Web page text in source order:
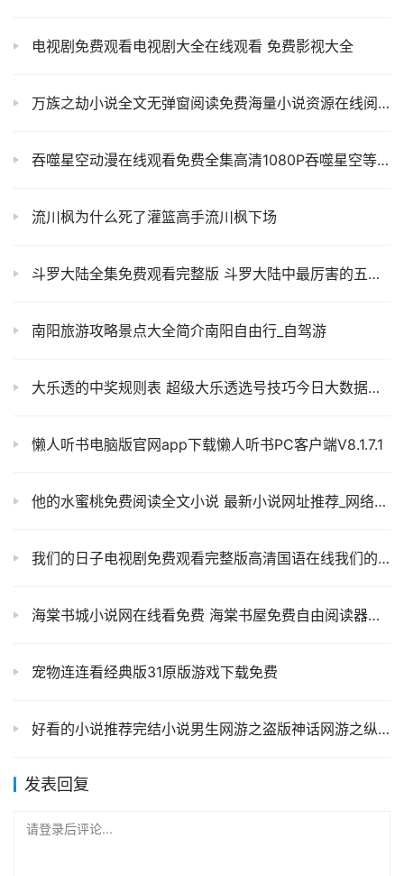
电视剧免费观看电视剧大全在线观看 免费影视大全
万族之劫小说全文无弹窗阅读免费海量小说资源在线阅读-笔趣阁
吞噬星空动漫在线观看免费全集高清1080P吞噬星空等级划分
流川枫为什么死了灌篮高手流川枫下场
斗罗大陆全集免费观看完整版 斗罗大陆中最厉害的五位角色
南阳旅游攻略景点大全简介南阳自由行_自驾游
大乐透的中奖规则表 超级大乐透选号技巧今日大数据分析精准预测推荐
懒人听书电脑版官网app下载懒人听书PC客户端V8.1.7.1
他的水蜜桃免费阅读全文小说 最新小说网址推荐_网络小说大全
我们的日子电视剧免费观看完整版高清国语在线我们的日子剧情介绍
海棠书城小说网在线看免费 海棠书屋免费自由阅读器安卓
宠物连连看经典版31原版游戏下载免费
好看的小说推荐完结小说男生网游之盗版神话网游之纵横天下网游之天下无双网游三部曲
发表回复
请登录后评论...